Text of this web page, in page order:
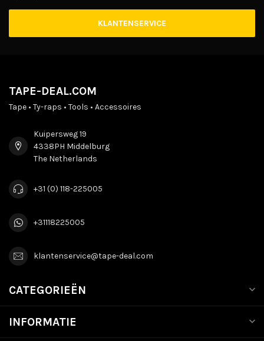
KLANTENSERVICE
TAPE-DEAL.COM
Tape • Ty-raps • Tools • Accessoires
Kuipersweg 19
4338PH Middelburg
The Netherlands
+31 (0) 118-225005
+31118225005
klantenservice@tape-deal.com
CATEGORIEËN
INFORMATIE